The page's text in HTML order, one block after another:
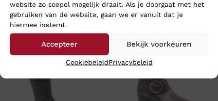
website zo soepel mogelijk draait. Als je doorgaat met het
gebruiken van de website, gaan we er vanuit dat je
hiermee instemt.
Accepteer Bekijk voorkeuren
CookiebeleidPrivacybeleid
En wat vind u van deze?